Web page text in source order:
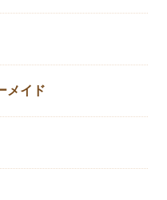
メイド